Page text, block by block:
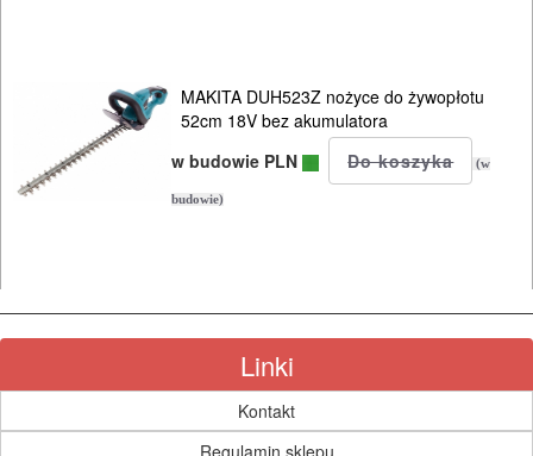
SPRZĘT
OGRODNICZE
KOSY
MAKITA DUH523Z nożyce do żywopłotu
52cm 18V bez akumulatora
w budowie PLN
(w
budowie)
Linki
Kontakt
Regulamin sklepu